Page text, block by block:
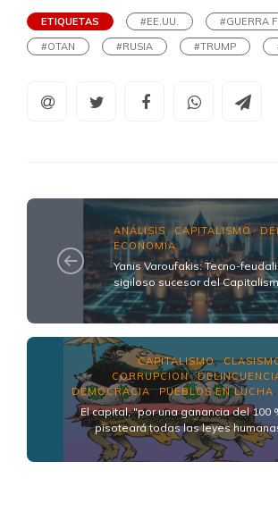
ETIQUETAS #EE.UU.
#GUERRA
#OTAN
#RUSIA #TRUMP
ANÁLISIS, CAPITALISMO,
ECONOMÍA
Yanis Varoufakis: Tecno-
sigiloso sucesor del
CAPITALISMO,
CORRUPCION,
DEMOCRACIA,PUEBLOS EN LUCHA
El capital, "por una ganancia del 100
pisoteará todas las leyes